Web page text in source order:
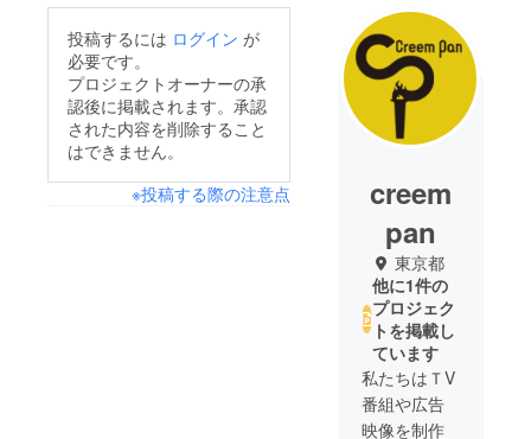
投稿するには ログイン が
必要です。
プロジェクトオーナーの承
認後に掲載されます。承認
された内容を削除すること
はできません。
※投稿する際の注意点
creem
pan
東京都
他に1件の
プロジェク
トを掲載し
ています
私たちはＴV
番組や広告
映像を制作